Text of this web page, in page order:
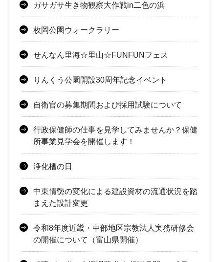
ガサガサ生き物観察大作戦in二色の浜
枚岡公園ウォークラリー
せんなん里海☆里山☆FUNFUNフェス
りんくう公園開設30周年記念イベント
自衛官の募集期間および採用試験について
行政保健師の仕事を見学してみませんか？保健
所事業見学会を開催します！
浄化槽の日
中東情勢の変化による建設資材の流通状況を踏
まえた設計変更
令和8年度近畿・中部地区宗教法人実務研修会
の開催について（富山県開催）